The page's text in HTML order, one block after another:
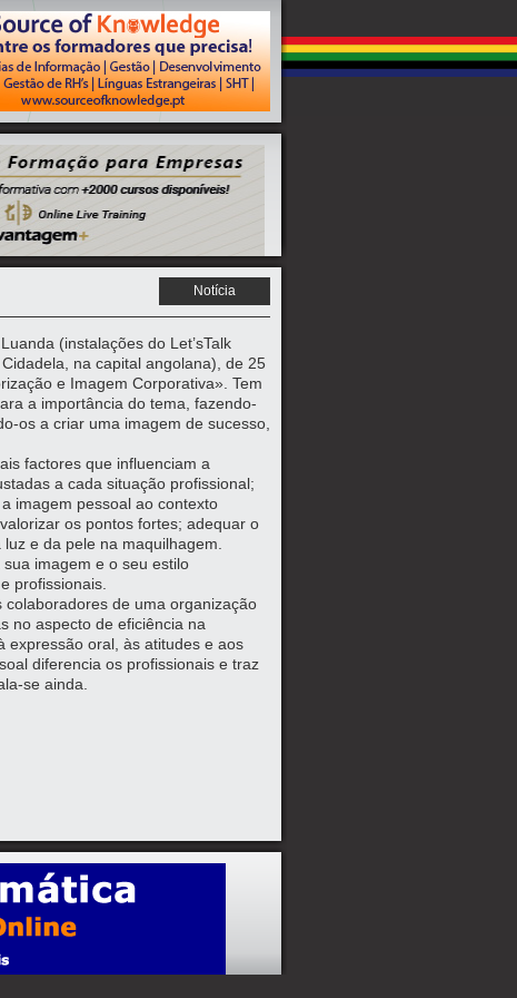
Notícia
(instalações do Let’sTalk
na capital angolana), de 25
e Imagem Corporativa». Tem
a importância do tema, fazendo-
os a criar uma imagem de sucesso,
factores que influenciam a
a cada situação profissional;
imagem pessoal ao contexto
os pontos fortes; adequar o
e da pele na maquilhagem.
imagem e o seu estilo
profissionais.
de uma organização
no aspecto de eficiência na
expressão oral, às atitudes e aos
diferencia os profissionais e traz
se ainda.